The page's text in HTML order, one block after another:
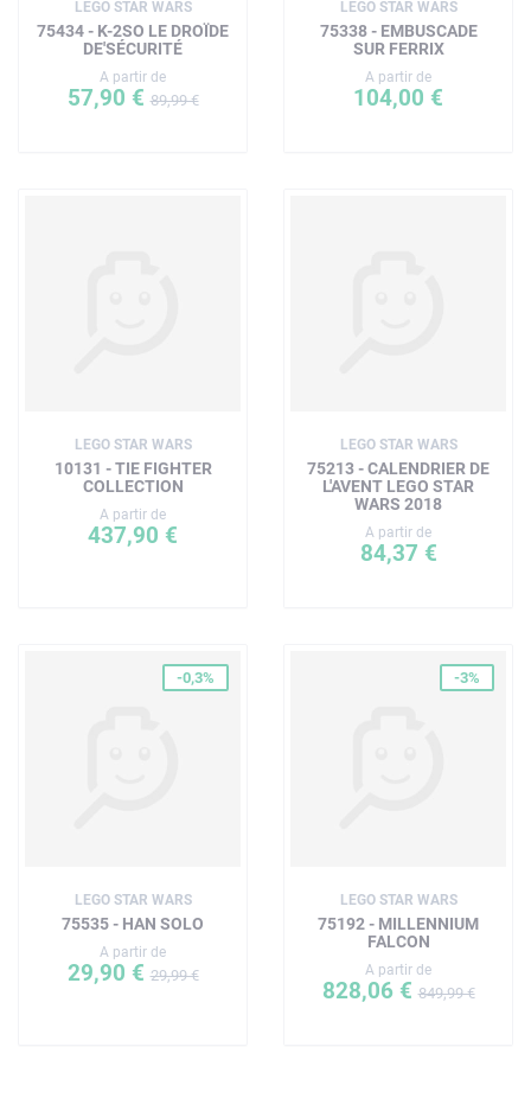
LEGO STAR WARS
75434 - K-2SO LE DROÏDE
DE'SÉCURITÉ
A partir de
57,90 €89,99 €
LEGO STAR WARS
75338 - EMBUSCADE
SUR FERRIX
A partir de
104,00 €
LEGO STAR WARS
10131 - TIE FIGHTER
COLLECTION
A partir de
437,90 €
LEGO STAR WARS
75213 - CALENDRIER DE
L'AVENT LEGO STAR
WARS 2018
A partir de
84,37 €
-0,3%
LEGO STAR WARS
75535 - HAN SOLO
A partir de
29,90 €29,99 €
-3%
LEGO STAR WARS
75192 - MILLENNIUM
FALCON
A partir de
828,06 €849,99 €